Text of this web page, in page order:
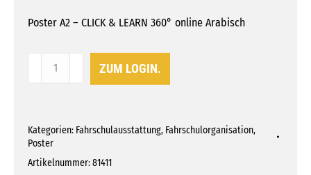
Poster A2 – CLICK & LEARN 360° online Arabisch
Poster
Menge
ZUM LOGIN.
Kategorien: Fahrschulausstattung, Fahrschulorganisation,
Poster
Artikelnummer:81411